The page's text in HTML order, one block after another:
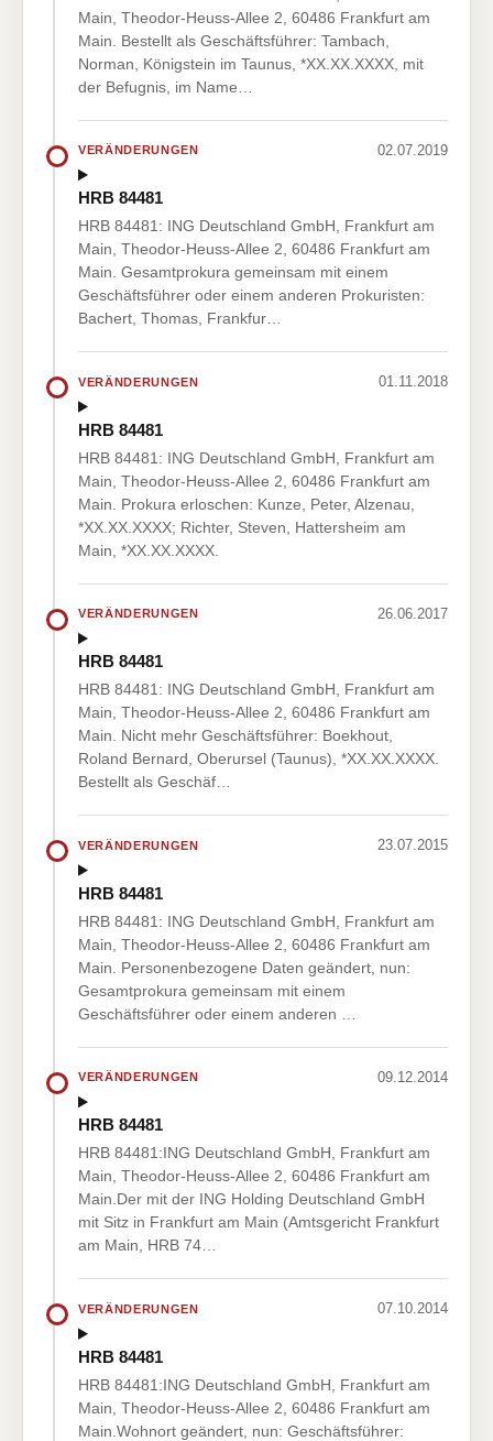
Main, Theodor-Heuss-Allee 2, 60486 Frankfurt am
Main. Bestellt als Geschäftsführer: Tambach,
Norman, Königstein im Taunus, *XX.XX.XXXX, mit
der Befugnis, im Name…
VERÄNDERUNGEN 02.07.2019
HRB 84481
HRB 84481: ING Deutschland GmbH, Frankfurt am
Main, Theodor-Heuss-Allee 2, 60486 Frankfurt am
Main. Gesamtprokura gemeinsam mit einem
Geschäftsführer oder einem anderen Prokuristen:
Bachert, Thomas, Frankfur…
VERÄNDERUNGEN 01.11.2018
HRB 84481
HRB 84481: ING Deutschland GmbH, Frankfurt am
Main, Theodor-Heuss-Allee 2, 60486 Frankfurt am
Main. Prokura erloschen: Kunze, Peter, Alzenau,
*XX.XX.XXXX; Richter, Steven, Hattersheim am
Main, *XX.XX.XXXX.
VERÄNDERUNGEN 26.06.2017
HRB 84481
HRB 84481: ING Deutschland GmbH, Frankfurt am
Main, Theodor-Heuss-Allee 2, 60486 Frankfurt am
Main. Nicht mehr Geschäftsführer: Boekhout,
Roland Bernard, Oberursel (Taunus), *XX.XX.XXXX.
Bestellt als Geschäf…
VERÄNDERUNGEN 23.07.2015
HRB 84481
HRB 84481: ING Deutschland GmbH, Frankfurt am
Main, Theodor-Heuss-Allee 2, 60486 Frankfurt am
Main. Personenbezogene Daten geändert, nun:
Gesamtprokura gemeinsam mit einem
Geschäftsführer oder einem anderen …
VERÄNDERUNGEN 09.12.2014
HRB 84481
HRB 84481:ING Deutschland GmbH, Frankfurt am
Main, Theodor-Heuss-Allee 2, 60486 Frankfurt am
Main.Der mit der ING Holding Deutschland GmbH
mit Sitz in Frankfurt am Main (Amtsgericht Frankfurt
am Main, HRB 74…
VERÄNDERUNGEN 07.10.2014
HRB 84481
HRB 84481:ING Deutschland GmbH, Frankfurt am
Main, Theodor-Heuss-Allee 2, 60486 Frankfurt am
Main.Wohnort geändert, nun: Geschäftsführer: